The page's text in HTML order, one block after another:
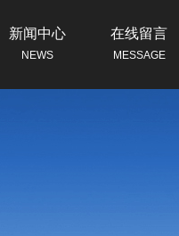
新闻中心
NEWS
在线留言
MESSAGE